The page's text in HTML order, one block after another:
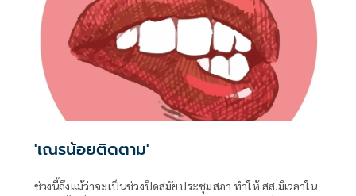
'เณรน้อยติดตาม'
ช่วงนี้ถึงแม้ว่าจะเป็นช่วงปิดสมัยประชุมสภา ทำให้ สส.มีเวลาใน